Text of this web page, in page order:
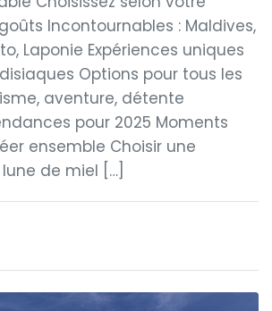
Incontournables : Maldives,
Laponie Expériences uniques
Options pour tous les
aventure, détente
pour 2025 Moments
ensemble Choisir une
de miel […]